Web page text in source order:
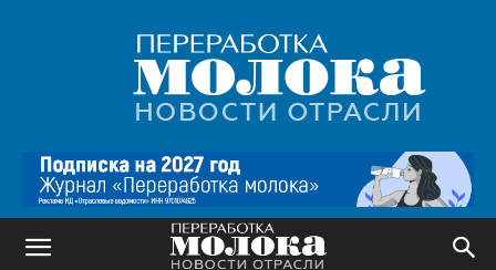
Переработка
молока
|
Новости